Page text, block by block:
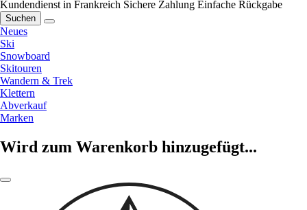
Kundendienst in Frankreich Sichere Zahlung Einfache Rückgabe
Suchen
Neues
Ski
Snowboard
Skitouren
Wandern & Trek
Klettern
Abverkauf
Marken
Wird zum Warenkorb hinzugefügt...